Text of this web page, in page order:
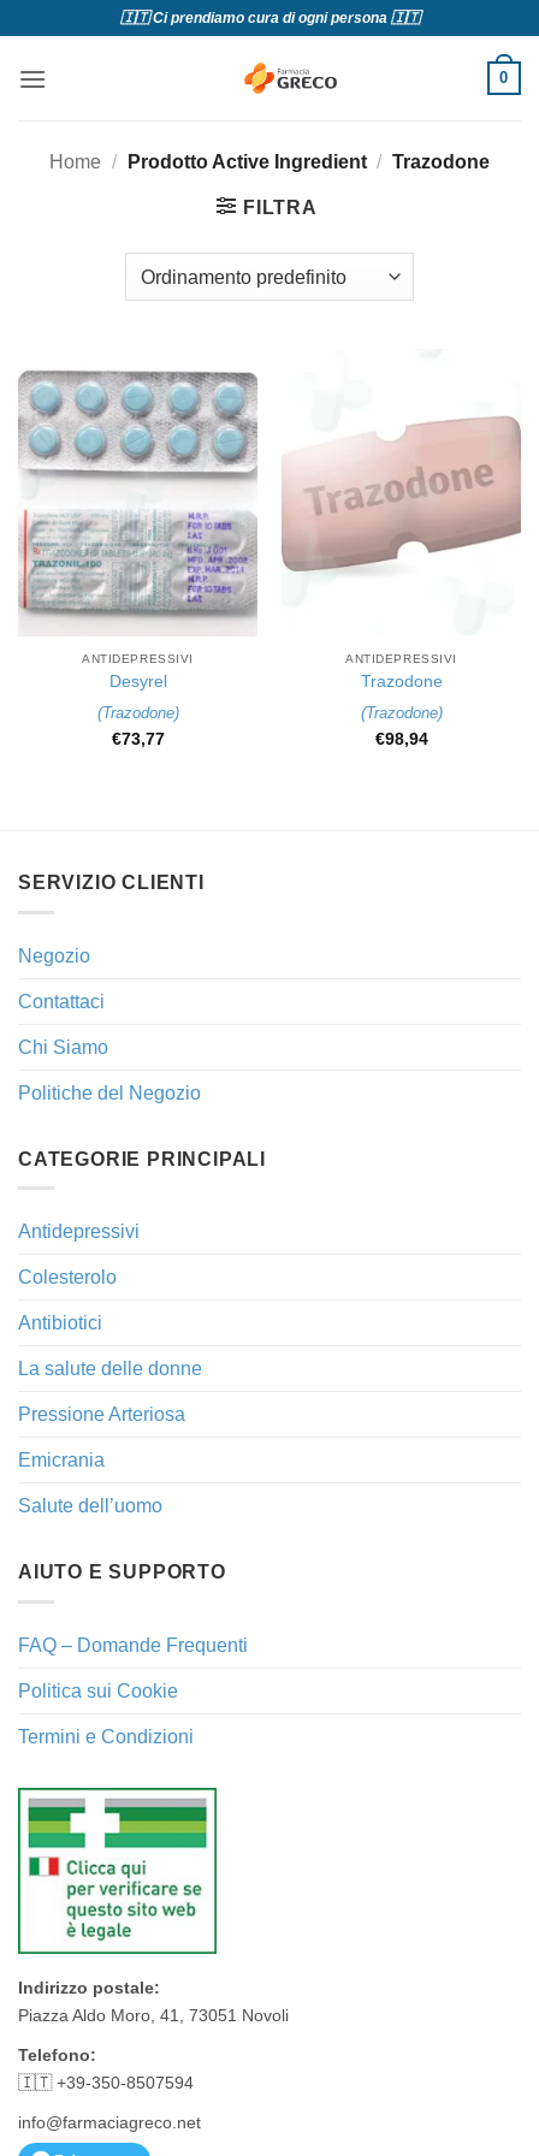
contenuti
🇮🇹 Ci prendiamo cura di ogni persona 🇮🇹
0
Home / Prodotto Active Ingredient / Trazodone
FILTRA
ANTIDEPRESSIVI
Desyrel
(Trazodone)
€73,77
ANTIDEPRESSIVI
Trazodone
(Trazodone)
€98,94
SERVIZIO CLIENTI
Negozio
Contattaci
Chi Siamo
Politiche del Negozio
CATEGORIE PRINCIPALI
Antidepressivi
Colesterolo
Antibiotici
La salute delle donne
Pressione Arteriosa
Emicrania
Salute dell’uomo
AIUTO E SUPPORTO
FAQ – Domande Frequenti
Politica sui Cookie
Termini e Condizioni
Indirizzo postale:
Piazza Aldo Moro, 41, 73051 Novoli
Telefono:
🇮🇹 +39-350-8507594
info@farmaciagreco.net